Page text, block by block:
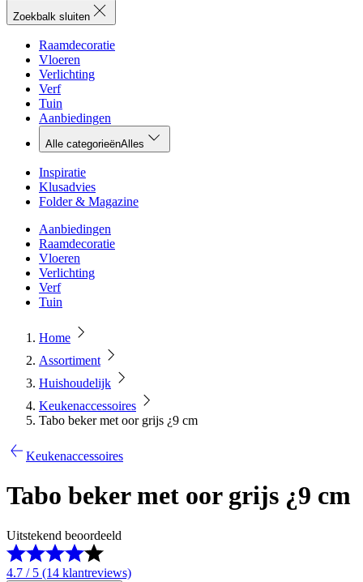
Zoekbalk sluiten
Raamdecoratie
Vloeren
Verlichting
Verf
Tuin
Aanbiedingen
Alle categorieënAlles
Inspiratie
Klusadvies
Folder & Magazine
Aanbiedingen
Raamdecoratie
Vloeren
Verlichting
Verf
Tuin
Home
Assortiment
Huishoudelijk
Keukenaccessoires
Tabo beker met oor grijs ¿9 cm
Keukenaccessoires
Tabo beker met oor grijs ¿9 cm
Uitstekend beoordeeld
4.7 / 5 (14 klantreviews)